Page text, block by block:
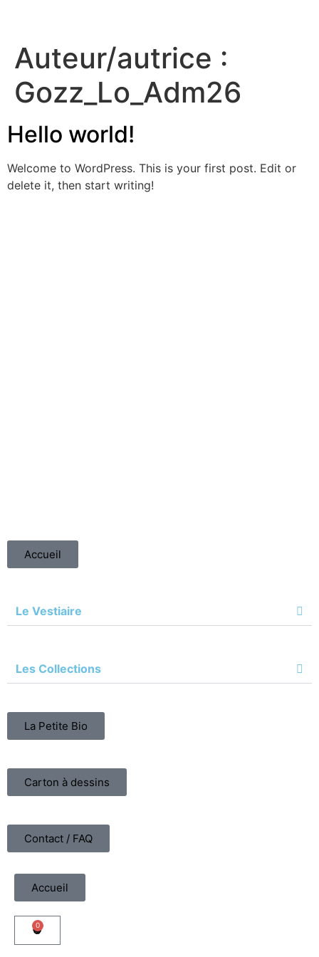
Auteur/autrice :
Gozz_Lo_Adm26
Hello world!
Welcome to WordPress. This is your first post. Edit or
delete it, then start writing!
Accueil
Le Vestiaire
Les Collections
La Petite Bio
Carton à dessins
Contact / FAQ
Accueil
0